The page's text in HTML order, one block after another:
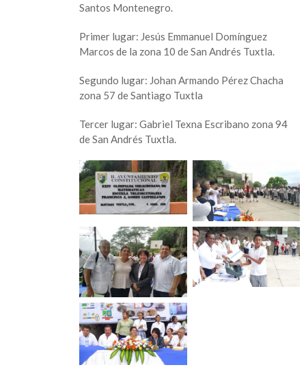
Santos Montenegro.
Primer lugar: Jesús Emmanuel Domínguez
Marcos de la zona 10 de San Andrés Tuxtla.
Segundo lugar: Johan Armando Pérez Chacha
zona 57 de Santiago Tuxtla
Tercer lugar: Gabriel Texna Escribano zona 94
de San Andrés Tuxtla.